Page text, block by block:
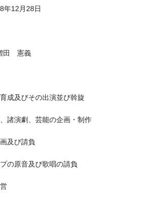
12月28日
田 憲義
成及びその出演並び斡旋
諸演劇、芸能の企画・制作
及び請負
の原音及び歌唱の請負